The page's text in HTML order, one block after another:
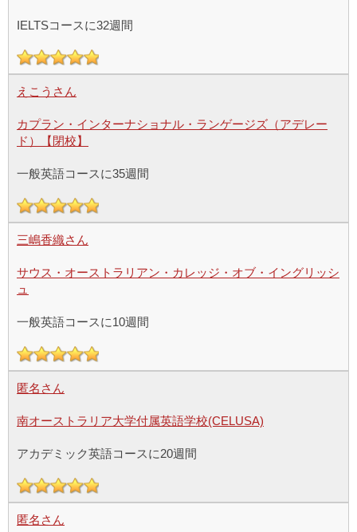
IELTSコースに32週間
えこうさん
カプラン・インターナショナル・ランゲージズ（アデレー
ド）【閉校】
一般英語コースに35週間
三嶋香織さん
サウス・オーストラリアン・カレッジ・オブ・イングリッシ
ュ
一般英語コースに10週間
匿名さん
南オーストラリア大学付属英語学校(CELUSA)
アカデミック英語コースに20週間
匿名さん